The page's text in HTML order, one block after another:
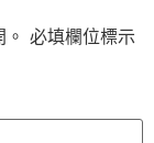
必填欄位標示